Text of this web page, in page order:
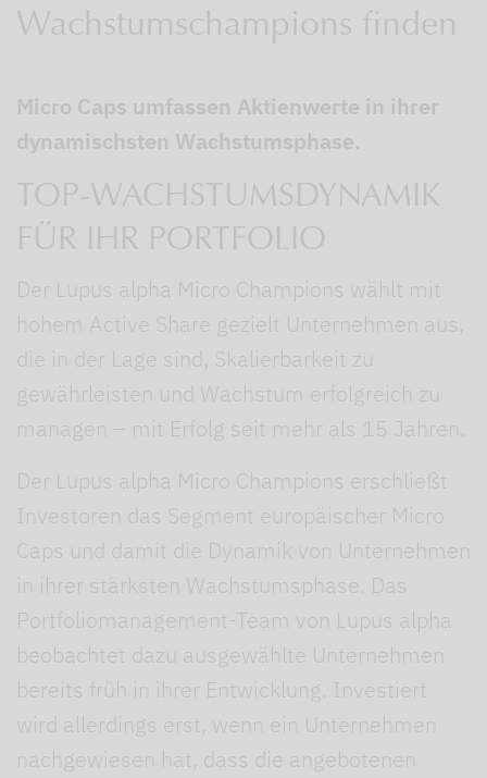
Wachstumschampions finden
Micro Caps umfassen Aktienwerte in ihrer
dynamischsten Wachstumsphase.
TOP-WACHSTUMSDYNAMIK
FÜR IHR PORTFOLIO
Der Lupus alpha Micro Champions wählt mit
hohem Active Share gezielt Unternehmen aus,
die in der Lage sind, Skalierbarkeit zu
gewährleisten und Wachstum erfolgreich zu
managen – mit Erfolg seit mehr als 15 Jahren.
Der Lupus alpha Micro Champions erschließt
Investoren das Segment europäischer Micro
Caps und damit die Dynamik von Unternehmen
in ihrer stärksten Wachstumsphase. Das
Portfoliomanagement-Team von Lupus alpha
beobachtet dazu ausgewählte Unternehmen
bereits früh in ihrer Entwicklung. Investiert
wird allerdings erst, wenn ein Unternehmen
nachgewiesen hat, dass die angebotenen